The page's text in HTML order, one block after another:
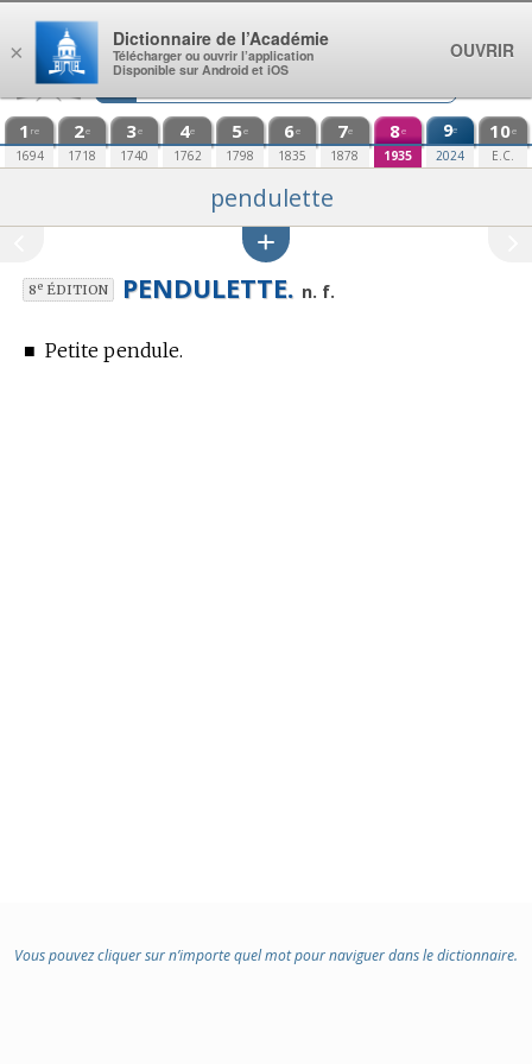
Aller au contenu
1 re
1694
2e
1718
3e
1740
4e
1762
5e
1798
6e
1835
7e
1878
8e
1935
9e
2024
10e
E.C.
pendulette
8eÉDITION PENDULETTE. n. f.
■ Petite pendule.
Vous pouvez cliquer sur n’importe quel mot pour naviguer dans le dictionnaire.
×
Dictionnaire de l’Académie
Télécharger ou ouvrir l’application
Disponible sur Android et iOS
OUVRIR